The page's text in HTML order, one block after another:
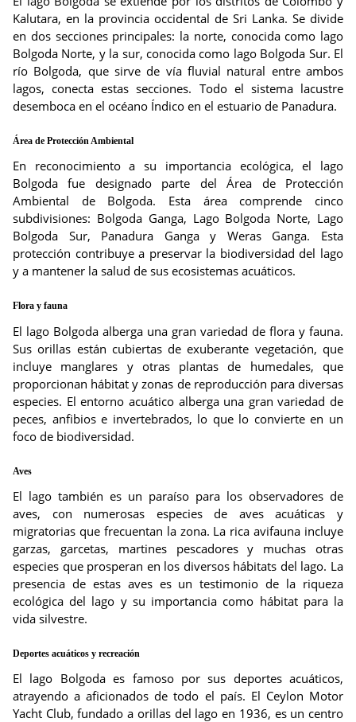
Kalutara, en la provincia occidental de Sri Lanka. Se divide
en dos secciones principales: la norte, conocida como lago
Bolgoda Norte, y la sur, conocida como lago Bolgoda Sur. El
río Bolgoda, que sirve de vía fluvial natural entre ambos
lagos, conecta estas secciones. Todo el sistema lacustre
desemboca en el océano Índico en el estuario de Panadura.
Área de Protección Ambiental
En reconocimiento a su importancia ecológica, el lago
Bolgoda fue designado parte del Área de Protección
Ambiental de Bolgoda. Esta área comprende cinco
subdivisiones: Bolgoda Ganga, Lago Bolgoda Norte, Lago
Bolgoda Sur, Panadura Ganga y Weras Ganga. Esta
protección contribuye a preservar la biodiversidad del lago
y a mantener la salud de sus ecosistemas acuáticos.
Flora y fauna
El lago Bolgoda alberga una gran variedad de flora y fauna.
Sus orillas están cubiertas de exuberante vegetación, que
incluye manglares y otras plantas de humedales, que
proporcionan hábitat y zonas de reproducción para diversas
especies. El entorno acuático alberga una gran variedad de
peces, anfibios e invertebrados, lo que lo convierte en un
foco de biodiversidad.
Aves
El lago también es un paraíso para los observadores de
aves, con numerosas especies de aves acuáticas y
migratorias que frecuentan la zona. La rica avifauna incluye
garzas, garcetas, martines pescadores y muchas otras
especies que prosperan en los diversos hábitats del lago. La
presencia de estas aves es un testimonio de la riqueza
ecológica del lago y su importancia como hábitat para la
vida silvestre.
Deportes acuáticos y recreación
El lago Bolgoda es famoso por sus deportes acuáticos,
atrayendo a aficionados de todo el país. El Ceylon Motor
Yacht Club, fundado a orillas del lago en 1936, es un centro